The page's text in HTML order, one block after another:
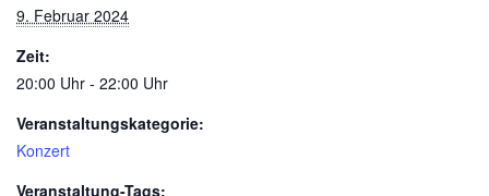
9. Februar 2024
Zeit:
20:00 Uhr - 22:00 Uhr
Veranstaltungskategorie:
Konzert
Veranstaltung-Tags: